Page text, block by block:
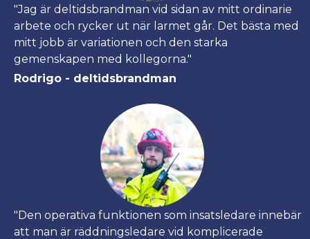
"Jag är deltidsbrandman vid sidan av mitt ordinarie
arbete och rycker ut när larmet går. Det bästa med
mitt jobb är variationen och den starka
gemenskapen med kollegorna."
Rodrigo - deltidsbrandman
"Den operativa funktionen som insatsledare innebär
att man är räddningsledare vid komplicerade